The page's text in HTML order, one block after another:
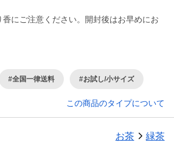
にご注意ください。開封後はお早めにお
#全国一律送料 #お試し/小サイズ
この商品のタイプについて
お茶 緑茶